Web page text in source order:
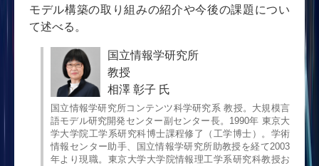
モデル構築の取り組みの紹介や今後の課題につい
て述べる。
国立情報学研究所
教授
相澤 彰子 氏
国立情報学研究所コンテンツ科学研究系 教授。大規模言
語モデル研究開発センター副センター長。1990年 東京大
学大学院工学系研究科博士課程修了（工学博士）。学術
情報センター助手、国立情報学研究所助教授を経て2003
年より現職。東京大学大学院情報理工学系研究科教授お